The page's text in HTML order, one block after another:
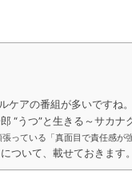
ケアの番組が多いですね。
“うつ”と生きる～サカ
っている「真面目で責任感が
ついて、載せておきます。